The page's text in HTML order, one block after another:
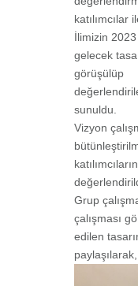
katılımcılar
İlimizin
gelecek
görüşülüp
sunuldu.
Vizyon
Grup
çalışması
edilen